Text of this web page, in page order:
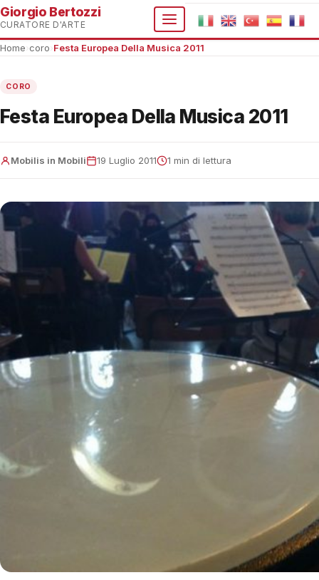
Giorgio Bertozzi
CURATORE D'ARTE
Home coro Festa Europea Della Musica 2011
CORO
Festa Europea Della Musica 2011
Mobilis in Mobili 19 Luglio 2011 1 min di lettura